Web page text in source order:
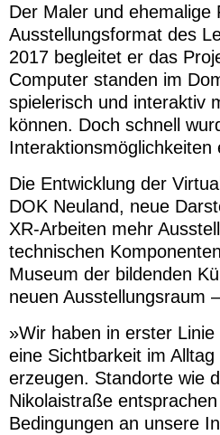
Der Maler und
Ausstellungsformat des
2017 begleitet er das
Computer standen im
spielerisch und interaktiv
können. Doch schnell
Interaktionsmöglichkeiten
Die Entwicklung der
DOK Neuland, neue
XR-Arbeiten mehr
technischen
Museum der bildenden
neuen Ausstellungsraum
»Wir haben in erster
eine Sichtbarkeit im
erzeugen. Standorte wie
Nikolaistraße
Bedingungen an unsere